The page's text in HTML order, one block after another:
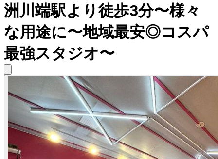
洲川端駅より徒歩3分〜様々
な用途に〜地域最安◎コスパ
最強スタジオ〜